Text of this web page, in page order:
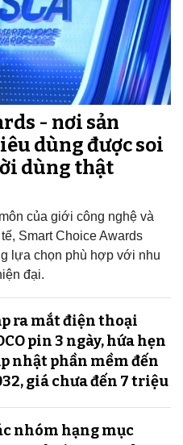
- nơi sản
dùng được soi
dùng thật
của giới công nghệ và
Smart Choice Awards
lựa chọn phù hợp với nhu
đại.
ra mắt điện thoại
pin 3 ngày, hứa hẹn
nhật phần mềm đến
giá chưa đến 7 triệu
nhóm hạng mục